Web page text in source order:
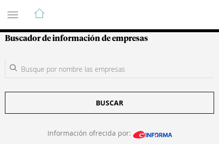
Guía de Empresas Colombianas
Buscador de información de empresas
BUSCAR
Información ofrecida por: